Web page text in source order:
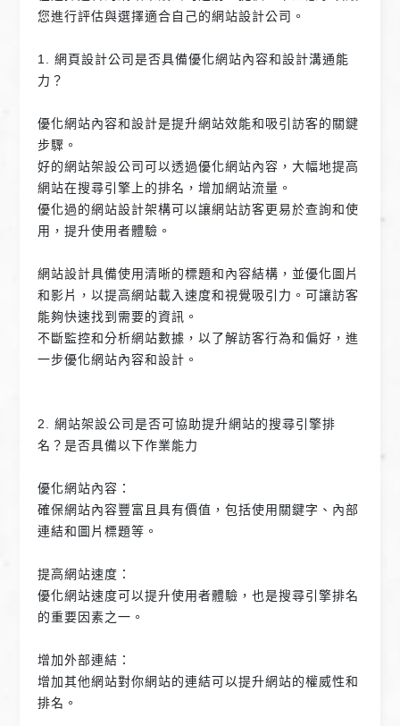
您進行評估與選擇適合自己的網站設計公司。
1. 網頁設計公司是否具備優化網站內容和設計溝通能
力？
優化網站內容和設計是提升網站效能和吸引訪客的關鍵
步驟。
好的網站架設公司可以透過優化網站內容，大幅地提高
網站在搜尋引擎上的排名，增加網站流量。
優化過的網站設計架構可以讓網站訪客更易於查詢和使
用，提升使用者體驗。
網站設計具備使用清晰的標題和內容結構，並優化圖片
和影片，以提高網站載入速度和視覺吸引力。可讓訪客
能夠快速找到需要的資訊。
不斷監控和分析網站數據，以了解訪客行為和偏好，進
一步優化網站內容和設計。
2. 網站架設公司是否可協助提升網站的搜尋引擎排
名？是否具備以下作業能力
優化網站內容：
確保網站內容豐富且具有價值，包括使用關鍵字、內部
連結和圖片標題等。
提高網站速度：
優化網站速度可以提升使用者體驗，也是搜尋引擎排名
的重要因素之一。
增加外部連結：
增加其他網站對你網站的連結可以提升網站的權威性和
排名。